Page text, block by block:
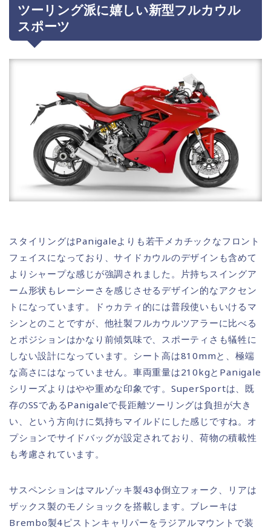
ツーリング派に嬉しい新型フルカウル
スポーツ
スタイリングはPanigaleよりも若干メカチックなフロント
フェイスになっており、サイドカウルのデザインも含めて
よりシャープな感じが強調されました。片持ちスイングア
ーム形状もレーシーさを感じさせるデザイン的なアクセン
トになっています。ドゥカティ的には普段使いもいけるマ
シンとのことですが、他社製フルカウルツアラーに比べる
とポジションはかなり前傾気味で、スポーティさも犠牲に
しない設計になっています。シート高は810mmと、極端
な高さにはなっていません。車両重量は210kgとPanigale
シリーズよりはやや重めな印象です。SuperSportは、既
存のSSであるPanigaleで長距離ツーリングは負担が大き
い、という方向けに気持ちマイルドにした感じですね。オ
プションでサイドバッグが設定されており、荷物の積載性
も考慮されています。
サスペンションはマルゾッキ製43φ倒立フォーク、リアは
ザックス製のモノショックを搭載します。ブレーキは
Brembo製4ピストンキャリパーをラジアルマウントで装